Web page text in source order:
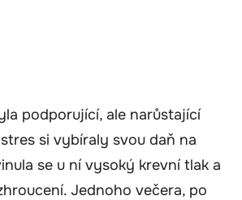
podporující, ale narůstající
si vybíraly svou daň na
se u ní vysoký krevní tlak a
Jednoho večera, po